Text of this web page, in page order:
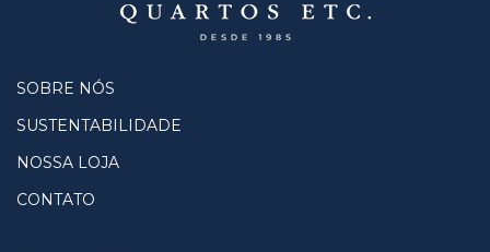
SOBRE NÓS
SUSTENTABILIDADE
NOSSA LOJA
CONTATO